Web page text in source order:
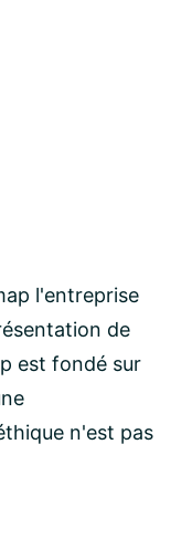
l'entreprise
de
est fondé sur
n'est pas